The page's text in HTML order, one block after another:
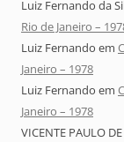
Luiz Fernando da
Rio de Janeiro –
Luiz Fernando em
Janeiro – 1978
Luiz Fernando em
Janeiro – 1978
VICENTE PAULO